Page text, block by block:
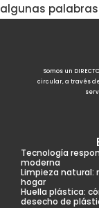
algunas
Somos un
circular, a través
Tecnología
moderna
Limpieza natural:
hogar
Huella plástica:
desecho de